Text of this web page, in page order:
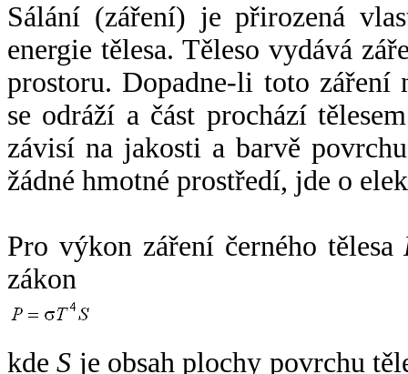
Sálání (záření) je přirozená
energie tělesa. Těleso vydává
prostoru. Dopadne-li toto záření
se odráží a část prochází
závisí na jakosti a barvě
žádné hmotné prostředí, jde o
Pro výkon záření černého tělesa
zákon
kdeS je obsah plochy povrchu